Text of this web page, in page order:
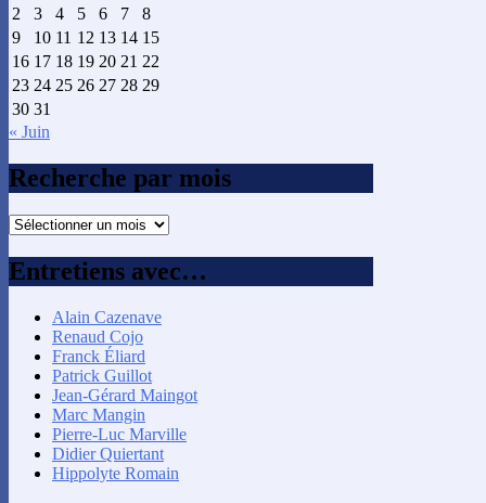
2
3 4 5 6 7
8
9
10 11 12 13 14 15
16 17 18 19 20 21 22
23 24 25 26 27 28 29
30 31
« Juin
Recherche par mois
Recherche
mois
Entretiens avec…
Alain Cazenave
Renaud Cojo
Franck Éliard
Patrick Guillot
Jean-Gérard Maingot
Marc Mangin
Pierre-Luc Marville
Didier Quiertant
Hippolyte Romain